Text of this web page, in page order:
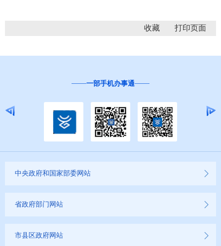
收藏
一部手机办事通
中央政府和国家部委网站
省政府部门网站
市县区政府网站